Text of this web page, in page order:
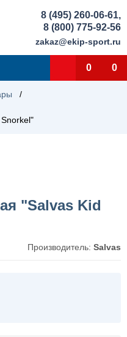
8 (495) 260-06-61,
8 (800) 775-92-56
zakaz@ekip-sport.ru
0 0
/
"Salvas Kid
Производитель: Salvas